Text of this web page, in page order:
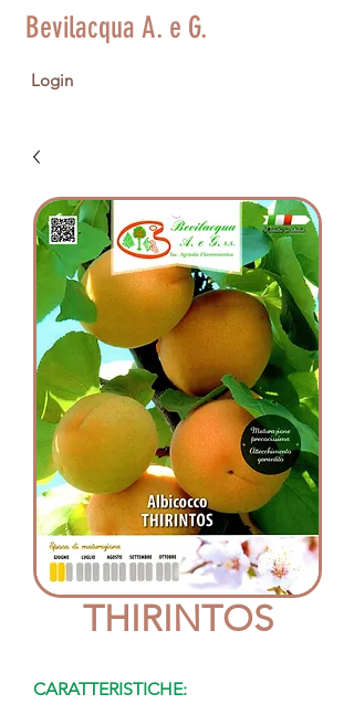
Bevilacqua A. e G.
Login
THIRINTOS
CARATTERISTICHE: